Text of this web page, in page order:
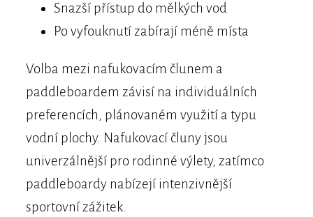
Snazší přístup do mělkých vod
Po vyfouknutí zabírají méně místa
Volba mezi nafukovacím člunem a
paddleboardem závisí na individuálních
preferencích, plánovaném využití a typu
vodní plochy. Nafukovací čluny jsou
univerzálnější pro rodinné výlety, zatímco
paddleboardy nabízejí intenzivnější
sportovní zážitek.